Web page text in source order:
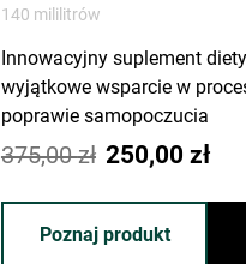
140 mililitrów
Innowacyjny suplement
wyjątkowe wsparcie w
poprawie samopoczucia
Produkt dwufazowy: 1 fiolka
2 fiolka - formuła na noc
375,00zł
cena:
375,00
250,00 zł
Poznaj produkt